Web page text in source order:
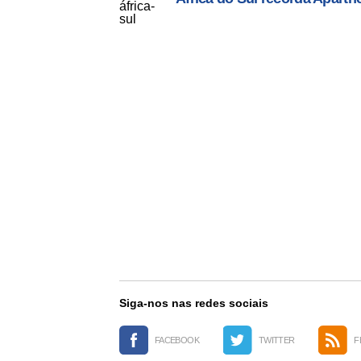
Siga-nos nas redes sociais
FACEBOOK TWITTER